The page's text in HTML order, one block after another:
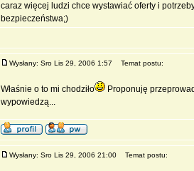
caraz więcej ludzi chce wystawiać oferty i
bezpieczeństwa;)
Wysłany: Sro Lis 29, 2006 1:57 Temat postu:
Właśnie o to mi chodziło
Proponuję
wypowiedzą...
Wysłany: Sro Lis 29, 2006 21:00 Temat postu: